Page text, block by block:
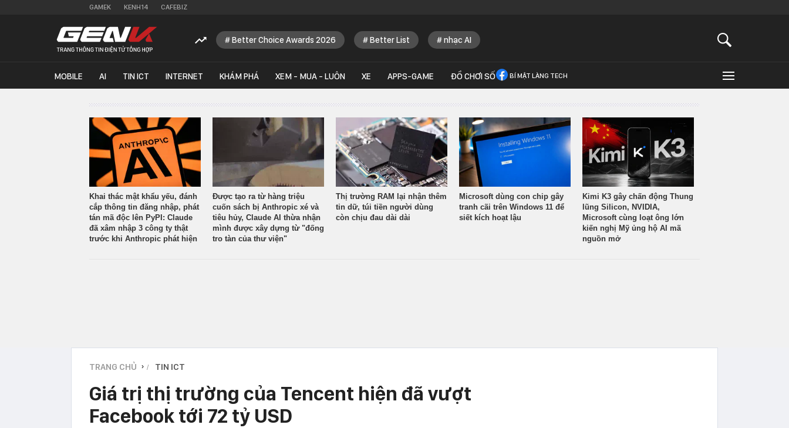
GAMEK KENH14 CAFEBIZ
Better Choice Awards 2026 Better List nhạc AI
MOBILE AI TIN ICT INTERNET KHÁM PHÁ XEM - MUA - LUÔN XE APPS-GAME ĐỒ CHƠI SỐ BÍ MẬT LÀNG TECH
Khai thác mật khẩu yếu, đánh
cắp thông tin đăng nhập, phát
tán mã độc lên PyPI: Claude
đã xâm nhập 3 công ty thật
trước khi Anthropic phát hiện
Được tạo ra từ hàng triệu
cuốn sách bị Anthropic xé và
tiêu hủy, Claude AI thừa nhận
mình được xây dựng từ "đống
tro tàn của thư viện"
Thị trường RAM lại nhận thêm
tin dữ, túi tiền người dùng
còn chịu đau dài dài
Microsoft dùng con chip gây
tranh cãi trên Windows 11 để
siết kích hoạt lậu
Kimi K3 gây chấn động Thung
lũng Silicon, NVIDIA,
Microsoft cùng loạt ông lớn
kiến nghị Mỹ ủng hộ AI mã
nguồn mở
TRANG CHỦ › TIN ICT
Giá trị thị trường của Tencent hiện đã vượt
Facebook tới 72 tỷ USD